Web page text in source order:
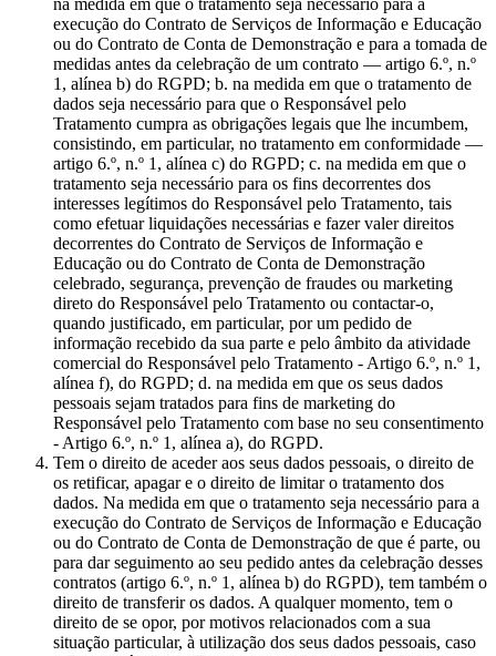
na medida em que o tratamento seja necessário para a
execução do Contrato de Serviços de Informação e Educação
ou do Contrato de Conta de Demonstração e para a tomada de
medidas antes da celebração de um contrato — artigo 6.º, n.º
1, alínea b) do RGPD; b. na medida em que o tratamento de
dados seja necessário para que o Responsável pelo
Tratamento cumpra as obrigações legais que lhe incumbem,
consistindo, em particular, no tratamento em conformidade —
artigo 6.º, n.º 1, alínea c) do RGPD; c. na medida em que o
tratamento seja necessário para os fins decorrentes dos
interesses legítimos do Responsável pelo Tratamento, tais
como efetuar liquidações necessárias e fazer valer direitos
decorrentes do Contrato de Serviços de Informação e
Educação ou do Contrato de Conta de Demonstração
celebrado, segurança, prevenção de fraudes ou marketing
direto do Responsável pelo Tratamento ou contactar-o,
quando justificado, em particular, por um pedido de
informação recebido da sua parte e pelo âmbito da atividade
comercial do Responsável pelo Tratamento - Artigo 6.º, n.º 1,
alínea f), do RGPD; d. na medida em que os seus dados
pessoais sejam tratados para fins de marketing do
Responsável pelo Tratamento com base no seu consentimento
- Artigo 6.º, n.º 1, alínea a), do RGPD.
Tem o direito de aceder aos seus dados pessoais, o direito de
os retificar, apagar e o direito de limitar o tratamento dos
dados. Na medida em que o tratamento seja necessário para a
execução do Contrato de Serviços de Informação e Educação
ou do Contrato de Conta de Demonstração de que é parte, ou
para dar seguimento ao seu pedido antes da celebração desses
contratos (artigo 6.º, n.º 1, alínea b) do RGPD), tem também o
direito de transferir os dados. A qualquer momento, tem o
direito de se opor, por motivos relacionados com a sua
situação particular, à utilização dos seus dados pessoais, caso